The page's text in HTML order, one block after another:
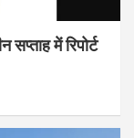
में रिपोर्ट